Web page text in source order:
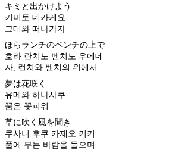
キミと出かけよう
키미토 데카케요-
그대와 떠나가자
ほらランチのベンチの上で
호라 란치노 벤치노 우에데
자, 런치와 벤치의 위에서
夢は花咲く
유메와 하나사쿠
꿈은 꽃피워
草に吹く風を聞き
쿠사니 후쿠 카제오 키키
풀에 부는 바람을 들으며